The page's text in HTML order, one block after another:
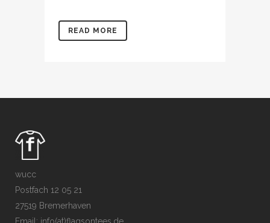
READ MORE
wucc
Postfach 12 05 21
27519 Bremerhaven